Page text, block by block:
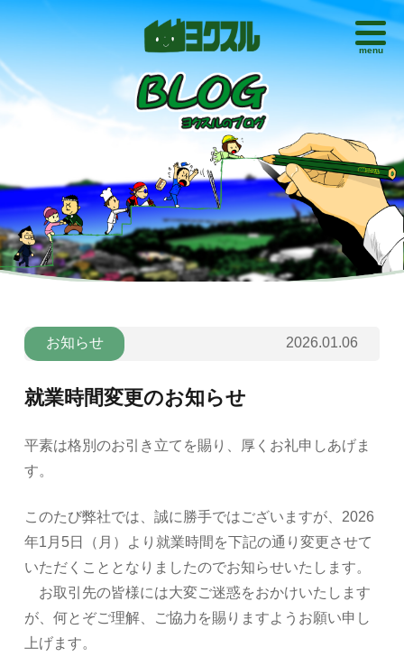
menu
お知らせ 2026.01.06
就業時間変更のお知らせ
平素は格別のお引き立てを賜り、厚くお礼申しあげま
す。
このたび弊社では、誠に勝手ではございますが、2026
年1月5日（月）より就業時間を下記の通り変更させて
いただくこととなりましたのでお知らせいたします。
お取引先の皆様には大変ご迷惑をおかけいたします
が、何とぞご理解、ご協力を賜りますようお願い申し
上げます。